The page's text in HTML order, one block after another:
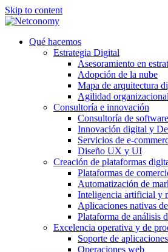
Skip to content
Qué hacemos
Estrategia Digital
Asesoramiento en
Adopción de la nube
Mapa de arquitectura
Agilidad organizacional
Consultoría e innovación
Consultoría de software
Innovación digital y
Servicios de e-
Diseño UX y UI
Creación de plataformas
Plataformas de
Automatización de
Inteligencia artificial y
Aplicaciones nativas
Plataforma de análisis
Excelencia operativa y de
Soporte de aplicaciones
Operaciones web